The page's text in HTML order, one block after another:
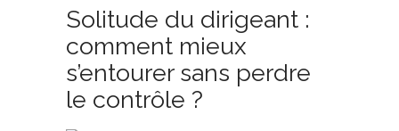
Solitude du dirigeant :
comment mieux
s’entourer sans perdre
le contrôle ?